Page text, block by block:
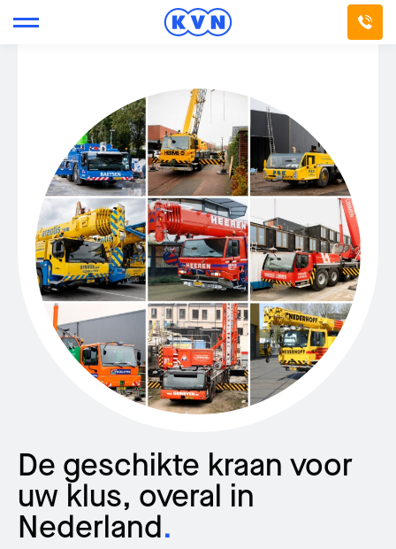
De geschikte kraan voor
uw klus, overal in
Nederland.